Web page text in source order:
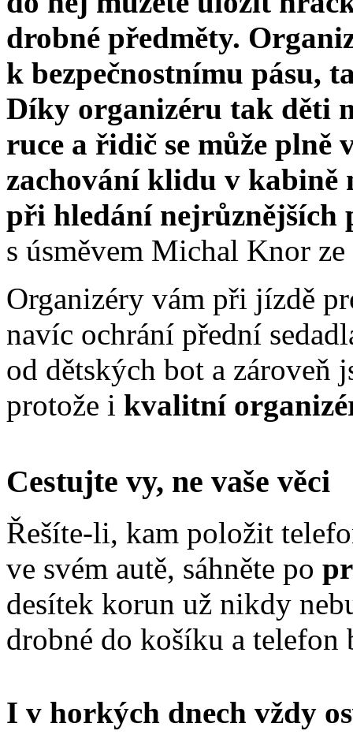
drobné předměty.
k bezpečnostnímu pásu,
Díky organizéru tak děti
ruce a řidič se může plně
zachování klidu v kabině
při hledání nejrůznějších
s úsměvem Michal Knor
Organizéry vám při jízdě
navíc ochrání přední
od dětských bot a zároveň
protože i kvalitní
Cestujte vy, ne vaše věci
Řešíte-li, kam položit
ve svém autě, sáhněte po
desítek korun už nikdy
drobné do košíku a
I v horkých dnech vždy